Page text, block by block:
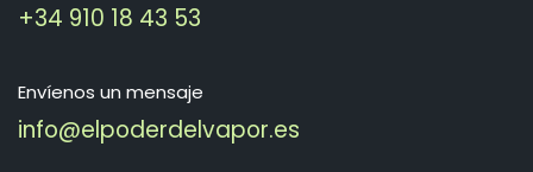
+34 910 18 43 53
Envíenos un mensaje
info@elpoderdelvapor.es